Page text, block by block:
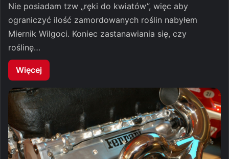
Nie posiadam tzw „ręki do kwiatów”, więc aby
ograniczyć ilość zamordowanych roślin nabyłem
Miernik Wilgoci. Koniec zastanawiania się, czy
roślinę…
Więcej